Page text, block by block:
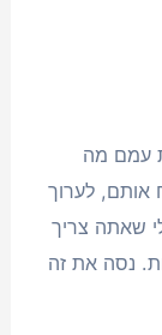
עמם מה
אותם, לערוך
שאתה צריך
נסה את זה